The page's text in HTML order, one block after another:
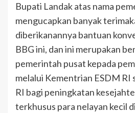
Bupati Landak atas nama
mengucapkan banyak
diberikanannya bantuan
BBG ini, dan ini merupakan
pemerintah pusat kepada
melalui Kementrian ESDM RI
RI bagi peningkatan
terkhusus para nelayan kecil